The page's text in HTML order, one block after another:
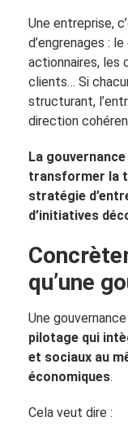
Une entreprise,
d’engrenages :
actionnaires, les
clients… Si
structurant,
direction
La
transformer la
stratégie
d’initiatives
qu’une
Une
pilotage qui
et sociaux au
économiques.
Cela veut dire :